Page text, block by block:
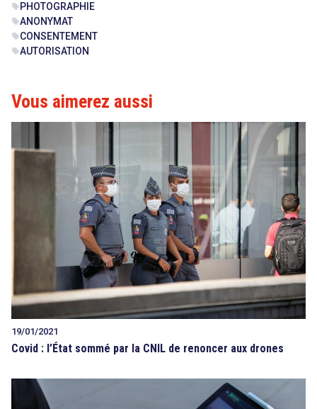
sell PHOTOGRAPHIE
sellANONYMAT
sellCONSENTEMENT
sellAUTORISATION
Vous aimerez aussi
19/01/2021
Covid : l’État sommé par la CNIL de renoncer aux drones